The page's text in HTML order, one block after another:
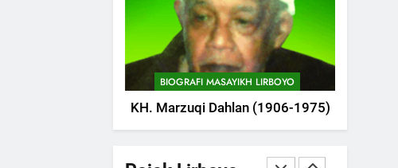
BIOGRAFI MASAYIKH LIRBOYO
KH. Marzuqi Dahlan (1906-1975)
Pameran
Silaturahi dan
Istighosah Bersama
Kapolda Jawa Timur
POJOK LIRBOYO
1
Bangun Tempat